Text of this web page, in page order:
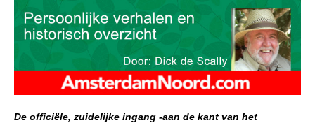
De officiële, zuidelijke ingang -aan de kant van het